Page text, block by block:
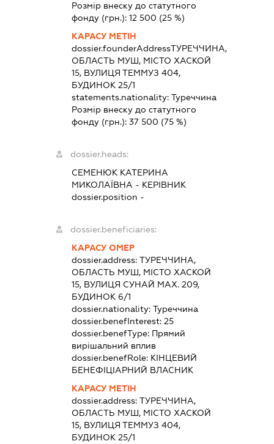
Розмір внеску до статутного
фонду (грн.):12 500 (25 %)
КАРАСУ МЕТІН
dossier.founderAddressТУРЕЧЧИНА,
ОБЛАСТЬ МУШ, МІСТО ХАСКОЙ
15, ВУЛИЦЯ ТЕММУЗ 404,
БУДИНОК 25/1
statements.nationality:Туреччина
Розмір внеску до статутного
фонду (грн.):37 500 (75 %)
dossier.heads:
СЕМЕНЮК КАТЕРИНА
МИКОЛАЇВНА - КЕРІВНИК
dossier.position -
dossier.beneficiaries:
КАРАСУ ОМЕР
dossier.address:ТУРЕЧЧИНА,
ОБЛАСТЬ МУШ, МІСТО ХАСКОЙ
15, ВУЛИЦЯ СУНАЙ МАХ. 209,
БУДИНОК 6/1
dossier.nationality:Туреччина
dossier.benefInterest:25
dossier.benefType: Прямий
вирішальний вплив
dossier.benefRole: КІНЦЕВИЙ
БЕНЕФІЦІАРНИЙ ВЛАСНИК
КАРАСУ МЕТІН
dossier.address:ТУРЕЧЧИНА,
ОБЛАСТЬ МУШ, МІСТО ХАСКОЙ
15, ВУЛИЦЯ ТЕММУЗ 404,
БУДИНОК 25/1